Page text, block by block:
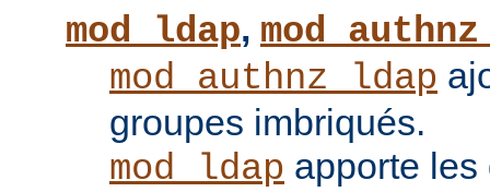
mod_ldap,
mod_authnz_ldap
groupes imbriqués.
mod_ldap apporte les